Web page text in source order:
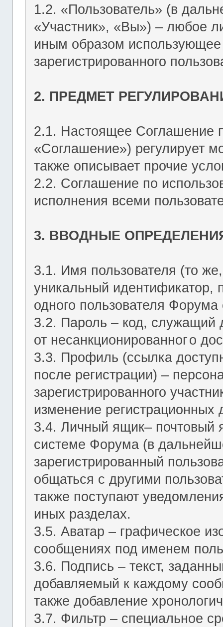
1.2. «Пользователь» (в
«Участник», «Вы») – любое
иным образом использующее
зарегистрированного
2. ПРЕДМЕТ
2.1. Настоящее Соглашение
«Соглашение») регулирует
также описывает прочие
2.2. Соглашение по
исполнения всеми
3. ВВОДНЫЕ
3.1. Имя пользователя (то
уникальный идентификатор,
одного пользователя Форума
3.2. Пароль – код, служащий
от несанкционированного
3.3. Профиль (ссылка
после регистрации) –
зарегистрированного
изменение регистрационных
3.4. Личный ящик– почтовый
системе Форума (в
зарегистрированный
общаться с другими
также поступают
иных разделах.
3.5. Аватар – графическое
сообщениях под именем
3.6. Подпись – текст,
добавляемый к каждому
также добавление
3.7. Фильтр – специальное